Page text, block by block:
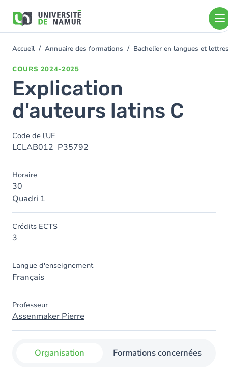
contenu
You
Accueil Annuaire des formations Bachelier en langues et
COURS 2024-2025
Explication
d'auteurs latins C
Code de l'UE
LCLAB012_P35792
Horaire
30
Quadri 1
Crédits ECTS
3
Langue d'enseignement
Français
Professeur
Assenmaker Pierre
Organisation Formations concernées